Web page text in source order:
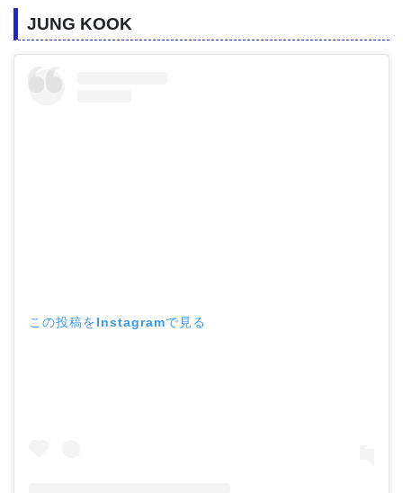
JUNG KOOK
この投稿をInstagramで見る